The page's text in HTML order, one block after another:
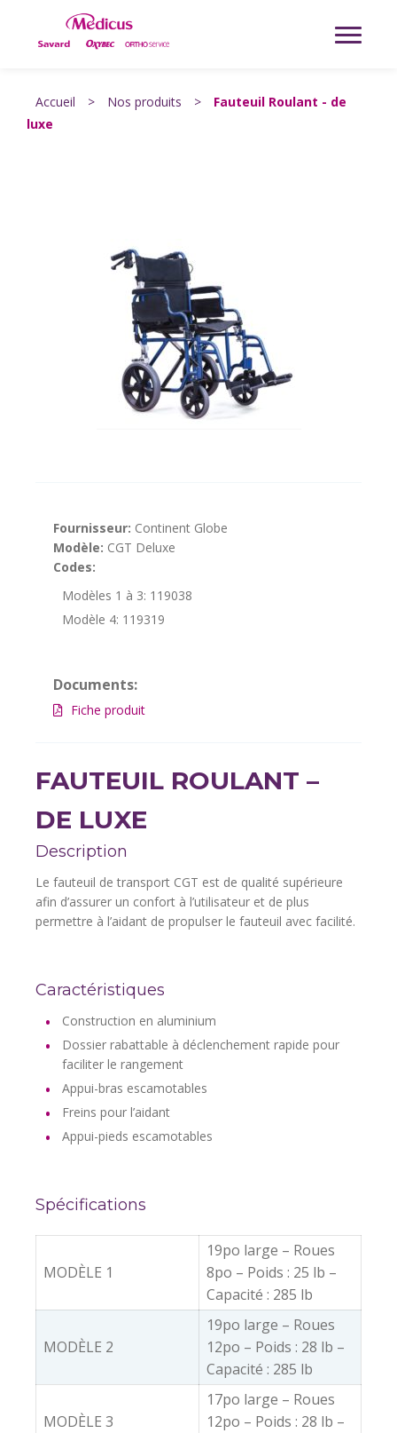
Accueil > Nos produits >
Fauteuil Roulant - de
luxe
Fournisseur: Continent Globe
Modèle: CGT Deluxe
Codes:
Modèles 1 à 3: 119038
Modèle 4: 119319
Documents:
Fiche produit
FAUTEUIL ROULANT –
DE LUXE
Description
Le fauteuil de transport CGT est de qualité supérieure
afin d’assurer un confort à l’utilisateur et de plus
permettre à l’aidant de propulser le fauteuil avec facilité.
Caractéristiques
Construction en aluminium
Dossier rabattable à déclenchement rapide pour
faciliter le rangement
Appui-bras escamotables
Freins pour l’aidant
Appui-pieds escamotables
Spécifications
MODÈLE 1
19po large – Roues
8po – Poids : 25 lb –
Capacité : 285 lb
MODÈLE 2
19po large – Roues
12po – Poids : 28 lb –
Capacité : 285 lb
MODÈLE 3
17po large – Roues
12po – Poids : 28 lb –